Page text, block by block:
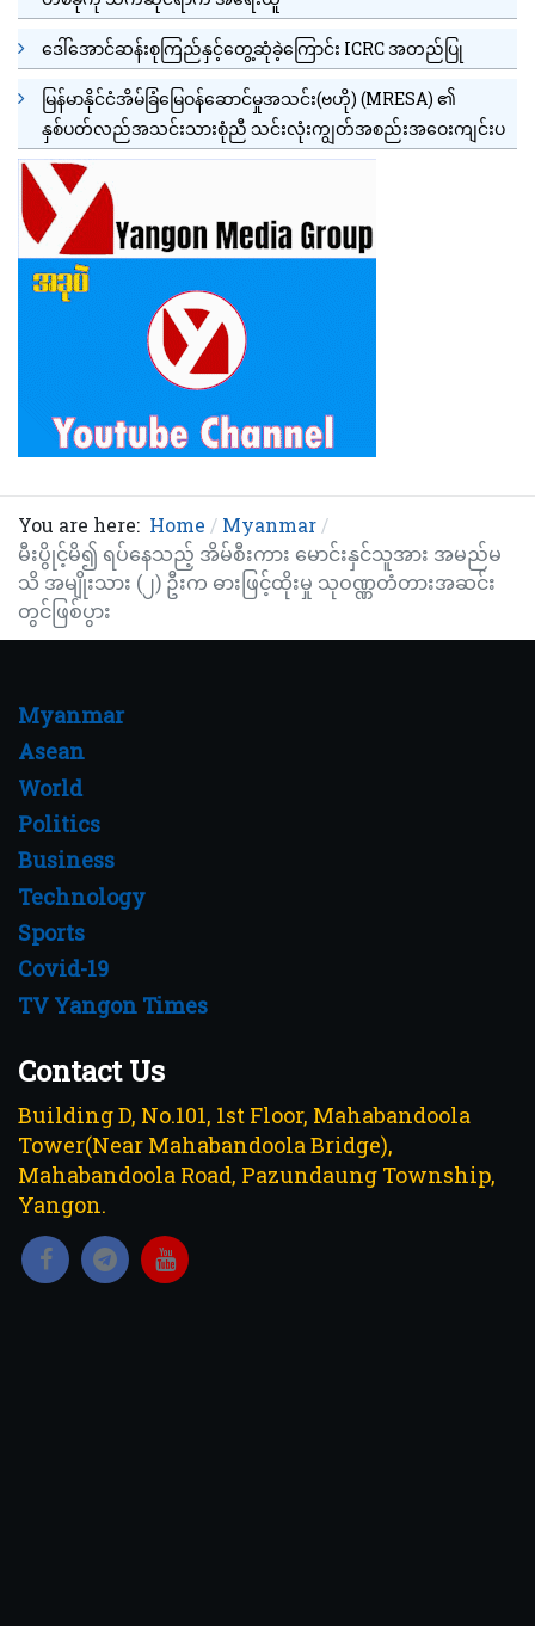
ဒေါ်အောင်ဆန်းစုကြည်နှင့်တွေ့ဆုံခဲ့ကြောင်း ICRC အတည်ပြု
မြန်မာနိုင်ငံအိမ်ခြံမြေဝန်ဆောင်မှုအသင်း(ဗဟို) (MRESA) ၏
နှစ်ပတ်လည်အသင်းသားစုံညီ သင်းလုံးကျွတ်အစည်းအဝေးကျင်းပ
You are here: Home
Myanmar
မီးပွိုင့်မိ၍ ရပ်နေသည့် အိမ်စီးကား မောင်းနှင်သူအား အမည်မ
သိ အမျိုးသား (၂) ဦးက ဓားဖြင့်ထိုးမှု သုဝဏ္ဏတံတားအဆင်း
တွင်ဖြစ်ပွား
Myanmar
Asean
World
Politics
Business
Technology
Sports
Covid-19
TV Yangon Times
Contact Us
Building D, No.101, 1st Floor, Mahabandoola
Tower(Near Mahabandoola Bridge),
Mahabandoola Road, Pazundaung Township,
Yangon.